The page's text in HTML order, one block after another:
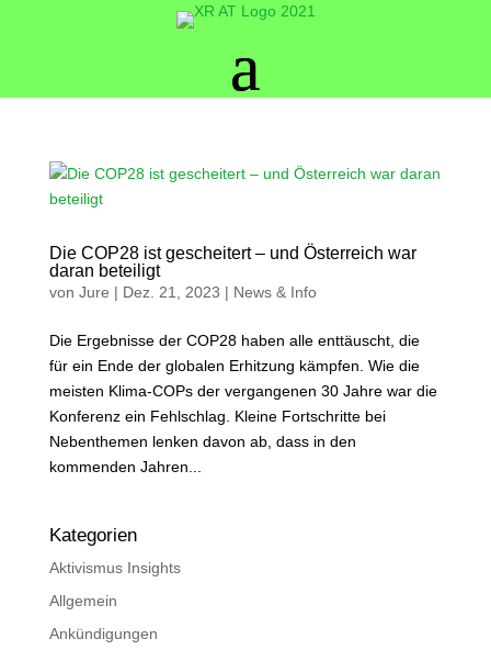
Die COP28 ist gescheitert – und Österreich war
daran beteiligt
von Jure | Dez. 21, 2023 | News & Info
Die Ergebnisse der COP28 haben alle enttäuscht, die
für ein Ende der globalen Erhitzung kämpfen. Wie die
meisten Klima-COPs der vergangenen 30 Jahre war die
Konferenz ein Fehlschlag. Kleine Fortschritte bei
Nebenthemen lenken davon ab, dass in den
kommenden Jahren...
Kategorien
Aktivismus Insights
Allgemein
Ankündigungen